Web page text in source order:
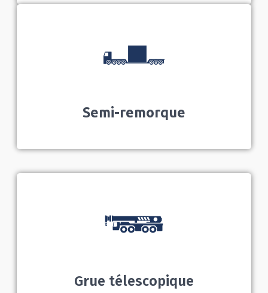
Semi-remorque
Grue télescopique